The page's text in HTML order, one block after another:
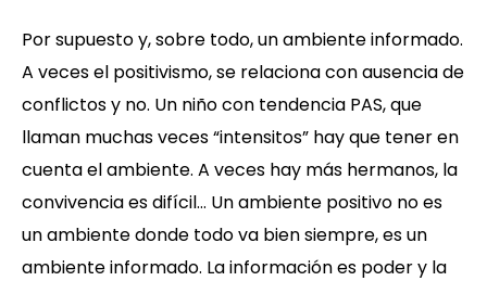
Por supuesto y, sobre todo, un ambiente informado.
A veces el positivismo, se relaciona con ausencia de
conflictos y no. Un niño con tendencia PAS, que
llaman muchas veces “intensitos” hay que tener en
cuenta el ambiente. A veces hay más hermanos, la
convivencia es difícil… Un ambiente positivo no es
un ambiente donde todo va bien siempre, es un
ambiente informado. La información es poder y la